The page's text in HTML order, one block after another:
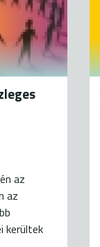
az
az
kerültek